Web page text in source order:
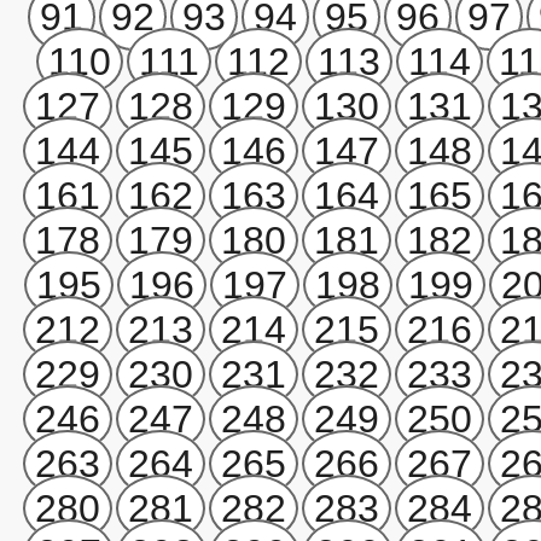
91
92 93 94 95 96 97
110
111 112 113 114
127
128 129 130 131
144
145 146 147 148
161
162 163 164 165
178
179 180 181 182
195
196 197 198 199
212
213 214 215 216
229
230 231 232 233
246
247 248 249 250
263
264 265 266 267
280
281 282 283 284